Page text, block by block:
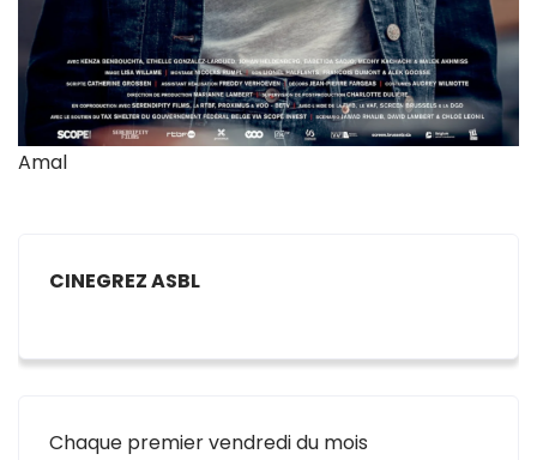
Amal
CINEGREZ ASBL
Chaque premier vendredi du mois